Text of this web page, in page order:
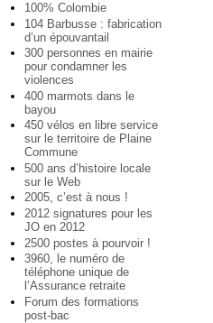
100% Colombie
104 Barbusse : fabrication
d’un épouvantail
300 personnes en mairie
pour condamner les
violences
400 marmots dans le
bayou
450 vélos en libre service
sur le territoire de Plaine
Commune
500 ans d’histoire locale
sur le Web
2005, c’est à nous !
2012 signatures pour les
JO en 2012
2500 postes à pourvoir !
3960, le numéro de
téléphone unique de
l’Assurance retraite
Forum des formations
post-bac